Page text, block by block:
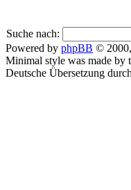
Suche nach:
Powered by phpBB ©
Minimal style was made by
Deutsche Übersetzung durch